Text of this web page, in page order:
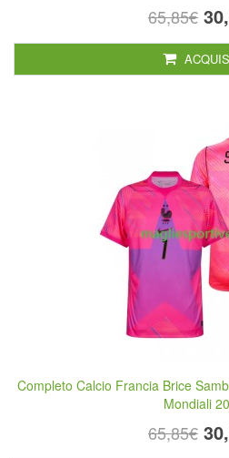
65,85€
Completo Calcio Francia Brice
Mondiali
65,85€